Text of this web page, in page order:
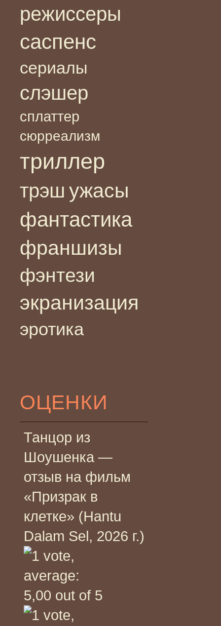
режиссеры
саспенс
сериалы
слэшер
сплаттер
сюрреализм
триллер
трэш ужасы
фантастика
франшизы
фэнтези
экранизация
эротика
ОЦЕНКИ
Танцор из
Шоушенка —
отзыв на фильм
«Призрак в
клетке» (Hantu
Dalam Sel, 2026 г.)